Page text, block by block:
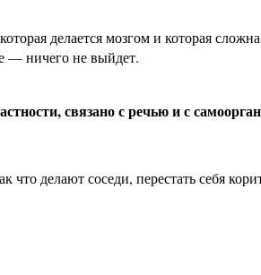
делается мозгом и которая
— ничего не выйдет.
связано с речью и с
делают соседи, перестать себя